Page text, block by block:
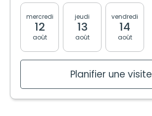
mercredi
12
août
jeudi
13
août
vendredi
14
août
Planifier une visite